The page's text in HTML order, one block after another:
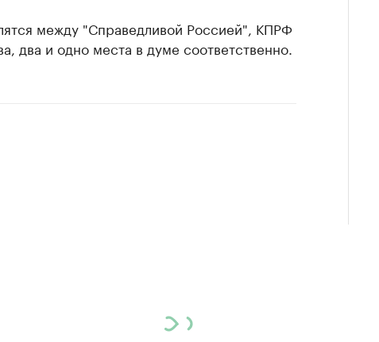
между "Справедливой Россией", КПРФ
два и одно места в думе соответственно.